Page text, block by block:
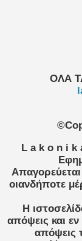
ΟΛΑ
L a k o n i k
οιανδήποτε
Η
απόψεις και εν
απόψεις